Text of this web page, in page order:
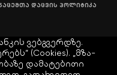
დაცვის პოლიტიკა
ვებგვერდზე.
(Cookies). „მზა-
დამატებითი